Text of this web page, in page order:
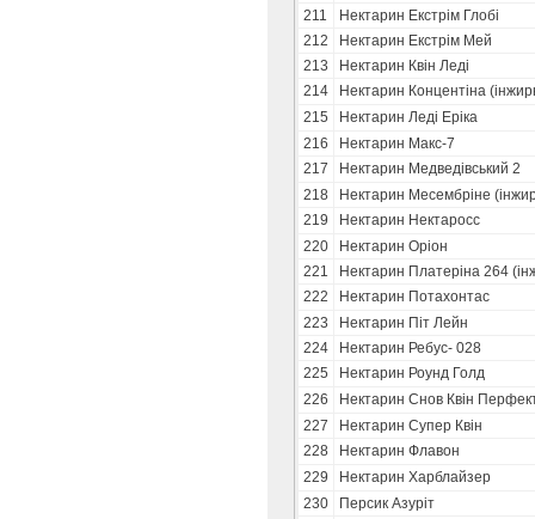
211
Нектарин Екстрім Глобі
212
Нектарин Екстрім Мей
213
Нектарин Квін Леді
214
Нектарин Концентіна
215
Нектарин Леді Еріка
216
Нектарин Макс-7
217
Нектарин Медведівський 2
218
Нектарин Месембріне
219
Нектарин Нектаросс
220
Нектарин Оріон
221
Нектарин Платеріна 264
222
Нектарин Потахонтас
223
Нектарин Піт Лейн
224
Нектарин Ребус- 028
225
Нектарин Роунд Голд
226
Нектарин Снов Квін
227
Нектарин Супер Квін
228
Нектарин Флавон
229
Нектарин Харблайзер
230
Персик Азуріт